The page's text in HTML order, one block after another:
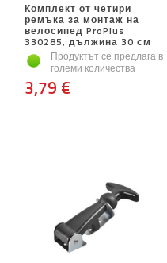
Комплект от четири
ремъка за монтаж на
велосипед ProPlus
330285, дължина 30 см
Продуктът се предлага в
големи количества
3,79 €